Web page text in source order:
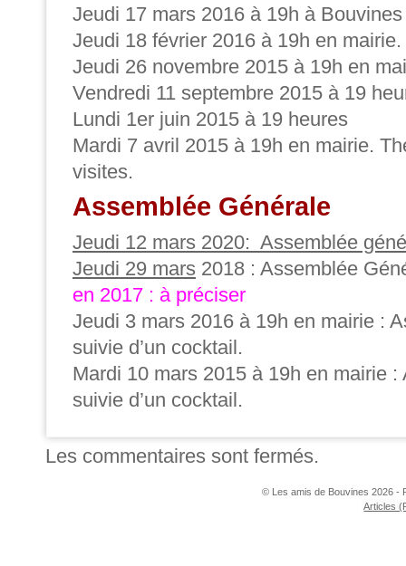
Jeudi 17 mars 2016 à 19h à Bouvines
Jeudi 18 février 2016 à 19h en mairie.
Jeudi 26 novembre 2015 à 19h en
Vendredi 11 septembre 2015 à 19
Lundi 1er juin 2015 à 19 heures
Mardi 7 avril 2015 à 19h en mairie.
visites.
Assemblée Générale
Jeudi 12 mars 2020: Assemblée
Jeudi 29 mars 2018 : Assemblée
en 2017 : à préciser
Jeudi 3 mars 2016 à 19h en mairie :
suivie d’un cocktail.
Mardi 10 mars 2015 à 19h en mairie
suivie d’un cocktail.
Les commentaires sont fermés.
© Les amis de Bouvines 2026 -
Articles